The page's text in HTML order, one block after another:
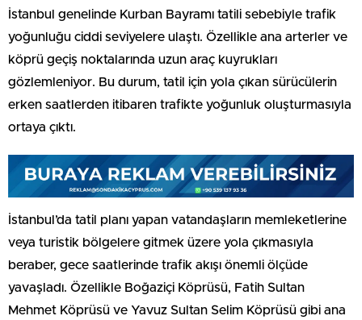
İstanbul genelinde Kurban Bayramı tatili sebebiyle trafik
yoğunluğu ciddi seviyelere ulaştı. Özellikle ana arterler ve
köprü geçiş noktalarında uzun araç kuyrukları
gözlemleniyor. Bu durum, tatil için yola çıkan sürücülerin
erken saatlerden itibaren trafikte yoğunluk oluşturmasıyla
ortaya çıktı.
İstanbul’da tatil planı yapan vatandaşların memleketlerine
veya turistik bölgelere gitmek üzere yola çıkmasıyla
beraber, gece saatlerinde trafik akışı önemli ölçüde
yavaşladı. Özellikle Boğaziçi Köprüsü, Fatih Sultan
Mehmet Köprüsü ve Yavuz Sultan Selim Köprüsü gibi ana